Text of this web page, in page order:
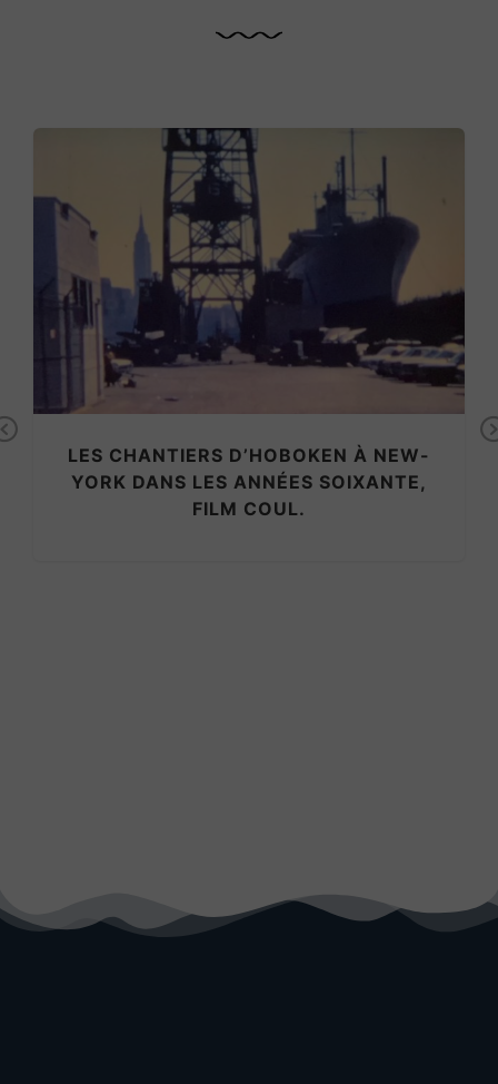
LES CHANTIERS D’HOBOKEN À NEW-
YORK DANS LES ANNÉES SOIXANTE,
FILM COUL.